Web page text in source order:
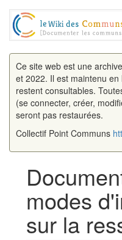
Ce site web est une
et 2022. Il est maintenu en
restent consultables.
(se connecter, créer,
seront pas restaurées.
Collectif Point Communs
modes
sur la